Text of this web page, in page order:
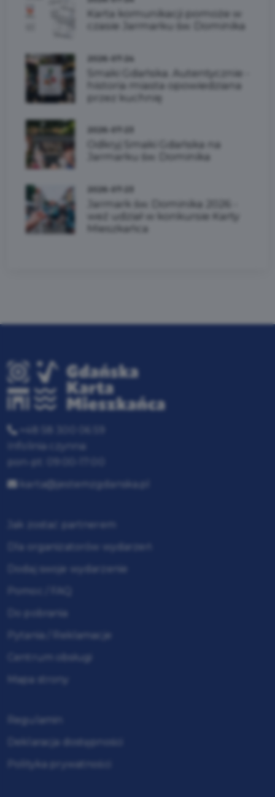
Karta komunikacji pomoże w
czasie Jarmarku św. Dominika
2026-07-24
Smaki Gdańska. Autentycznie -
historia miasta opowiedziana
przez kuchnię
Odkryj Smaki Gdańska na
Jarmarku św. Dominika
2026-07-23
Jarmark św. Dominika 2026 -
weź udział w konkursie Karty
Mieszkańca
+48 58 300 06 59
Infolinia czynna:
karta@jestemzgdanska.pl
Jak zostać partnerem
Dla organizatorów wydarzeń
Dodaj swoje wydarzenie
Do pobrania
Pytania / Reklamacje
Centrum obsługi
Mapa strony
Regulamin
Deklaracja dostępności
Polityka prywatności